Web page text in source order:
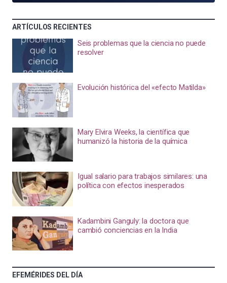
ARTÍCULOS RECIENTES
Seis problemas que la ciencia no puede
resolver
Evolución histórica del «efecto Matilda»
Mary Elvira Weeks, la científica que
humanizó la historia de la química
Igual salario para trabajos similares: una
política con efectos inesperados
Kadambini Ganguly: la doctora que
cambió conciencias en la India
EFEMÉRIDES DEL DÍA